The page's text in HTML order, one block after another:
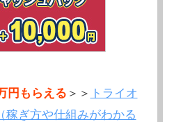
円もらえる ＞＞ トライオ
稼ぎ方や仕組みがわかる